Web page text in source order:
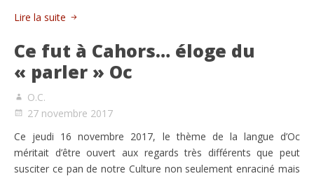
Lire la suite
Ce fut à Cahors… éloge du
« parler » Oc
O.C.
27 novembre 2017
Ce jeudi 16 novembre 2017, le thème de la langue d’Oc
méritait d’être ouvert aux regards très différents que peut
susciter ce pan de notre Culture non seulement enraciné mais